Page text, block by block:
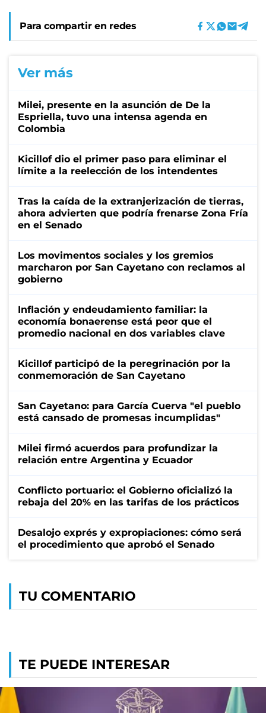
Para compartir en redes
Ver más
Milei, presente en la asunción de De la
Espriella, tuvo una intensa agenda en
Colombia
Kicillof dio el primer paso para eliminar el
límite a la reelección de los intendentes
Tras la caída de la extranjerización de tierras,
ahora advierten que podría frenarse Zona Fría
en el Senado
Los movimentos sociales y los gremios
marcharon por San Cayetano con reclamos al
gobierno
Inflación y endeudamiento familiar: la
economía bonaerense está peor que el
promedio nacional en dos variables clave
Kicillof participó de la peregrinación por la
conmemoración de San Cayetano
San Cayetano: para García Cuerva "el pueblo
está cansado de promesas incumplidas"
Milei firmó acuerdos para profundizar la
relación entre Argentina y Ecuador
Conflicto portuario: el Gobierno oficializó la
rebaja del 20% en las tarifas de los prácticos
Desalojo exprés y expropiaciones: cómo será
el procedimiento que aprobó el Senado
TU COMENTARIO
TE PUEDE INTERESAR